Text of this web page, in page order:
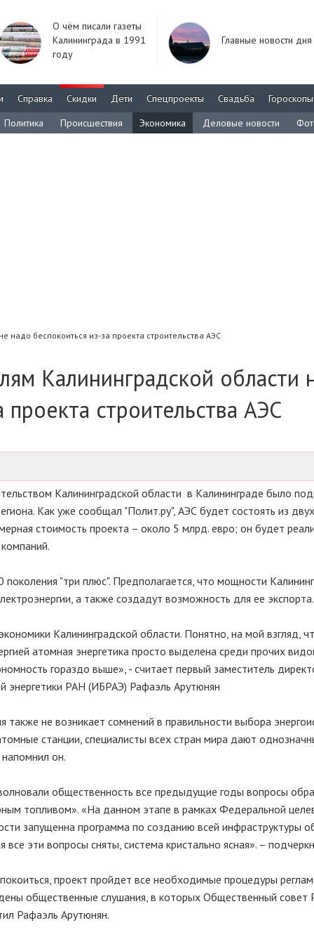
О чём писали газеты
Калининграда в 1991
году
Главные новости дня
Справка Скидки Дети Спецпроекты Свадьба
Гороскопы
Политика
Происшествия Экономика Деловые новости
беспокоиться из-за проекта строительства АЭС
Калининградской области
строительства АЭС
Калининградской области в Калининграде было
Как уже сообщал "Полит.ру", АЭС будет состоять из двух
стоимость проекта – около 5 млрд. евро; он будет
"три плюс". Предполагается, что мощности
а также создадут возможность для ее экспорта.
Калининградской области. Понятно, на мой взгляд,
атомная энергетика просто выделена среди прочих
гораздо выше», - считает первый заместитель
энергетики РАН (ИБРАЭ) Рафаэль Арутюнян
также не возникает сомнений в правильности выбора
станции, специалисты всех стран мира дают
он.
общественность все предыдущие годы вопросы
топливом». «На данном этапе в рамках Федеральной
запущенна программа по созданию всей инфраструктуры
эти вопросы сняты, система кристально ясная». –
проект пройдет все необходимые процедуры
общественные слушания, в которых Общественный совет
Рафаэль Арутюнян.